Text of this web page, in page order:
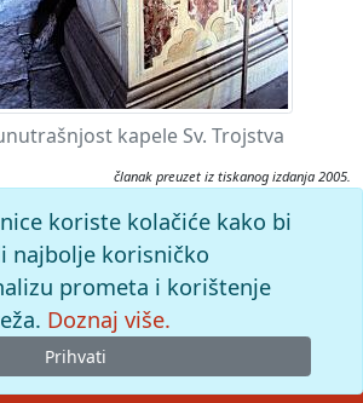
kapele Sv. Trojstva
članak preuzet iz tiskanog izdanja 2005.
(2005), mrežno izdanje.
Miroslav Krleža, 2026. Pristupljeno
clanak/zminj>.
koriste kolačiće kako bi
najbolje korisničko
prometa i korištenje
Doznaj više.
Prihvati
zavodMiroslav Krleža